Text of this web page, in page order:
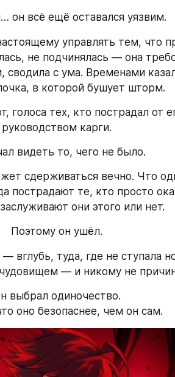
он всё ещё оставался уязвим.
управлять тем, что
не подчинялась — она
сводила с ума. Временами
в которой бушует шторм.
голоса тех, кто пострадал от
руководством карги.
видеть то, чего не было.
сдерживаться вечно. Что
пострадают те, кто просто
они этого или нет.
Поэтому он ушёл.
вглубь, туда, где не ступала
— и никому не
выбрал одиночество.
оно безопаснее, чем он сам.